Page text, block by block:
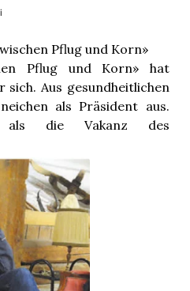
Pflug und Korn»
Pflug und Korn» hat
Aus gesundheitlichen
als Präsident aus.
die Vakanz des